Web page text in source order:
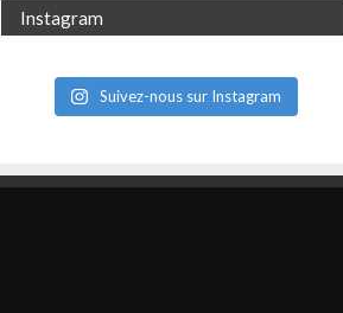
Instagram
Suivez-nous sur Instagram